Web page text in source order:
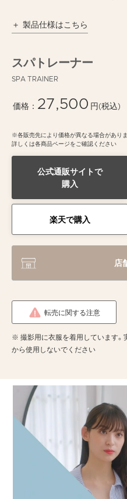
製品仕様はこちら
スパトレーナー
SPA TRAINER
価格： 27,500 円(税込)
※各販売先により価格が異なる場合がありま
詳しくは各商品ページをご確認ください
公式通販サイトで
購入
楽天で購入
店
転売に関する注意
※ 撮影用に衣服を着用しています。
から使用しないでください